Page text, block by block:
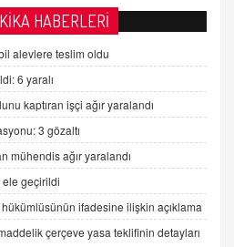
DOĞAN
korunması ve dijital hukukun
Hangi Önlemler Alınmalı?
Adana'yı da Ziyaret Etse...
HABERLERİ
alevlere teslim oldu
6 yaralı
kaptıran işçi ağır yaralandı
3 gözaltı
mühendis ağır yaralandı
ele geçirildi
ifadesine ilişkin açıklama
çerçeve yasa teklifinin detayları